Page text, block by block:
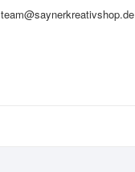
team@saynerkreativshop.de